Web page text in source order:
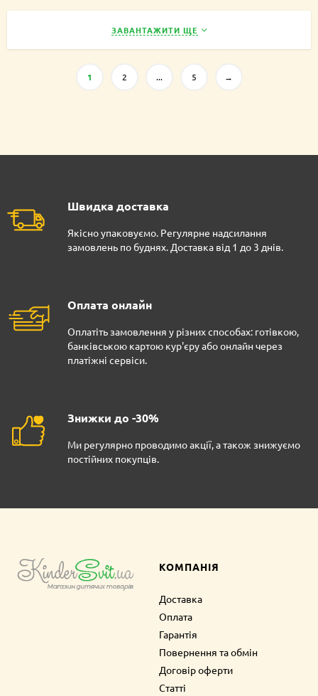
ЗАВАНТАЖИТИ ЩЕ
1 2 ... 5 →
Швидка доставка
Якісно упаковуємо. Регулярне надсилання
замовлень по буднях. Доставка від 1 до 3 днів.
Оплата онлайн
Оплатіть замовлення у різних способах: готівкою,
банківською картою кур'єру або онлайн через
платіжні сервіси.
Знижки до -30%
Ми регулярно проводимо акції, а також знижуємо
постійних покупців.
КОМПАНІЯ
Доставка
Оплата
Гарантія
Повернення та обмін
Договір оферти
Статті